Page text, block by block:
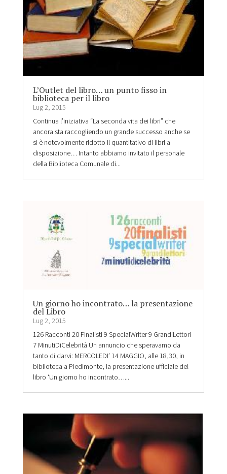
L’Outlet del libro… un punto fisso in
biblioteca per il libro
Lug 2, 2015
Continua l’iniziativa “La seconda vita dei libri” che
ancora sta raccogliendo un grande successo anche se
si è notevolmente ridotto il quantitativo di libri a
disposizione… Intanto abbiamo invitato il personale
della Biblioteca Comunale di...
Un giorno ho incontrato… la presentazione
del Libro
Lug 2, 2015
126 Racconti 20 Finalisti 9 SpecialWriter 9 GrandiLettori
7 MinutiDiCelebrità Un annuncio che speravamo da
tanto di darvi: MERCOLEDI’ 14 MAGGIO, alle 18,30, in
biblioteca a Piedimonte, la presentazione ufficiale del
libro ‘Un giorno ho incontrato…...